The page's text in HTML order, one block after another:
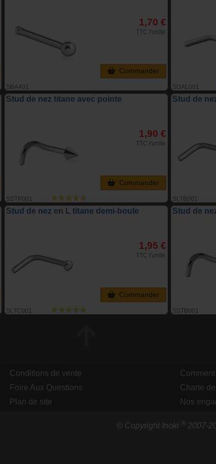
SBA401
1,70 €
TTC l'unite
Commander
SDAL001
Stud de nez titane avec pointe
SSTP001
1,90 €
TTC l'unite
Commander
Stud de
SLTB001
Stud de nez en L titane demi-boule
SLTC001
1,95 €
TTC l'unite
Commander
Stud de
SSTB001
Conditions de vente
Foire Aux Questions
Charte
Plan de site Nos
© Copyright Inoki ® 2007-